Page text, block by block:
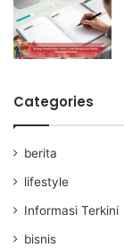
Categories
berita
lifestyle
Informasi Terkini
bisnis